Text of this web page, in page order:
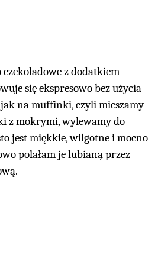
z dodatkiem
się ekspresowo bez użycia
jak na muffinki, czyli mieszamy
z mokrymi, wylewamy do
jest miękkie, wilgotne i mocno
polałam je lubianą przez